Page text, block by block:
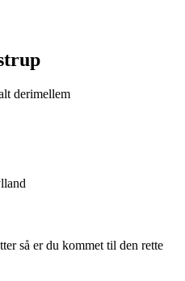
derimellem
så er du kommet til den rette